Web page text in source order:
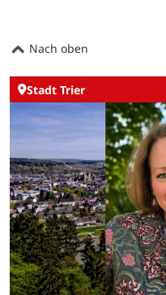
Nach oben
Stadt Trier